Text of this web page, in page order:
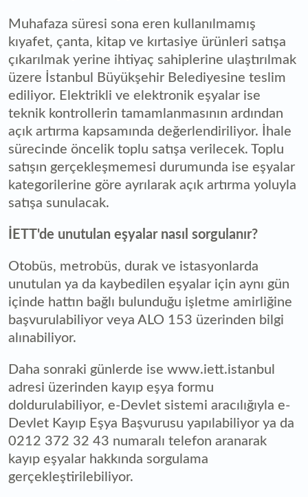
Muhafaza süresi sona eren kullanılmamış
kıyafet, çanta, kitap ve kırtasiye ürünleri satışa
çıkarılmak yerine ihtiyaç sahiplerine ulaştırılmak
üzere İstanbul Büyükşehir Belediyesine teslim
ediliyor. Elektrikli ve elektronik eşyalar ise
teknik kontrollerin tamamlanmasının ardından
açık artırma kapsamında değerlendiriliyor. İhale
sürecinde öncelik toplu satışa verilecek. Toplu
satışın gerçekleşmemesi durumunda ise eşyalar
kategorilerine göre ayrılarak açık artırma yoluyla
satışa sunulacak.
İETT'de unutulan eşyalar nasıl sorgulanır?
Otobüs, metrobüs, durak ve istasyonlarda
unutulan ya da kaybedilen eşyalar için aynı gün
içinde hattın bağlı bulunduğu işletme amirliğine
başvurulabiliyor veya ALO 153 üzerinden bilgi
alınabiliyor.
Daha sonraki günlerde ise www.iett.istanbul
adresi üzerinden kayıp eşya formu
doldurulabiliyor, e-Devlet sistemi aracılığıyla e-
Devlet Kayıp Eşya Başvurusu yapılabiliyor ya da
0212 372 32 43 numaralı telefon aranarak
kayıp eşyalar hakkında sorgulama
gerçekleştirilebiliyor.